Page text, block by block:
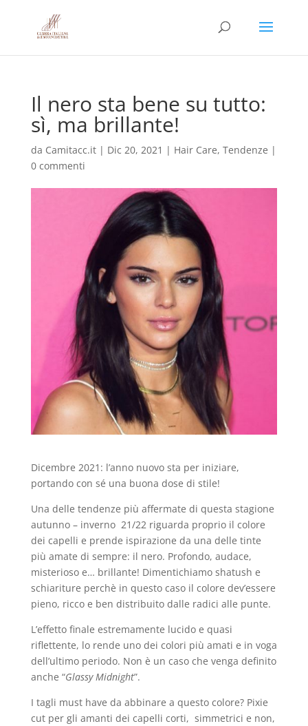
Il nero sta bene su tutto:
sì, ma brillante!
da Camitacc.it| Dic 20, 2021 | Hair Care, Tendenze |
0 commenti
Dicembre 2021: l’anno nuovo sta per iniziare,
portando con sé una buona dose di stile!
Una delle tendenze più affermate di questa stagione
autunno – inverno 21/22 riguarda proprio il colore
dei capelli e prende ispirazione da una delle tinte
più amate di sempre: il nero. Profondo, audace,
misterioso e… brillante! Dimentichiamo shatush e
schiariture perchè in questo caso il colore dev’essere
pieno, ricco e ben distribuito dalle radici alle punte.
L’effetto finale estremamente lucido e quasi
riflettente, lo rende uno dei colori più amati e in voga
dell’ultimo periodo. Non è un caso che venga definito
anche “Glassy Midnight”.
I tagli must have da abbinare a questo colore? Pixie
cut per gli amanti dei capelli corti, simmetrici e non,